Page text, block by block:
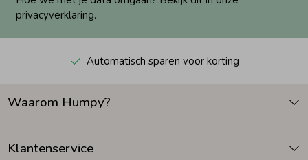
privacyverklaring.
Automatisch sparen voor korting
Waarom Humpy?
Klantenservice